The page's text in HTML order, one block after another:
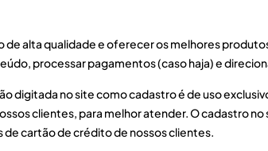
de alta qualidade e oferecer os melhores
processar pagamentos (caso haja) e
digitada no site como cadastro é de uso
clientes, para melhor atender. O cadastro
de cartão de crédito de nossos clientes.